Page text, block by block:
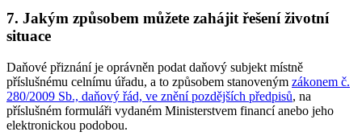
7. Jakým způsobem můžete zahájit řešení životní
situace
Daňové přiznání je oprávněn podat daňový subjekt místně
příslušnému celnímu úřadu, a to způsobem stanoveným zákonem č.
280/2009 Sb., daňový řád, ve znění pozdějších předpisů, na
příslušném formuláři vydaném Ministerstvem financí anebo jeho
elektronickou podobou.